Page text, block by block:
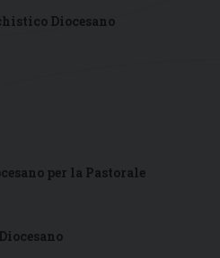
Diocesano
per la Pastorale